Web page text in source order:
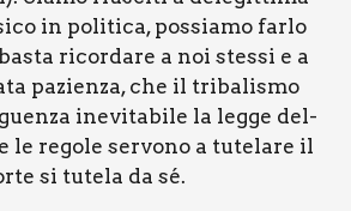
in poli­ti­ca, pos­sia­mo far­lo
ricor­da­re a noi stes­si e a
pazien­za, che il tri­ba­li­smo
ine­vi­ta­bi­le la leg­ge del­
le rego­le ser­vo­no a tute­la­re il
si tute­la da sé.